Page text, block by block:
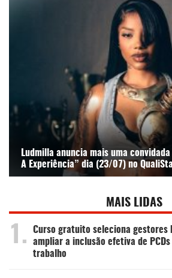
Ludmilla anuncia mais uma
A Experiência” dia (23/07) no
MAIS LIDAS
1.
Curso gratuito seleciona gestores
ampliar a inclusão efetiva de
trabalho